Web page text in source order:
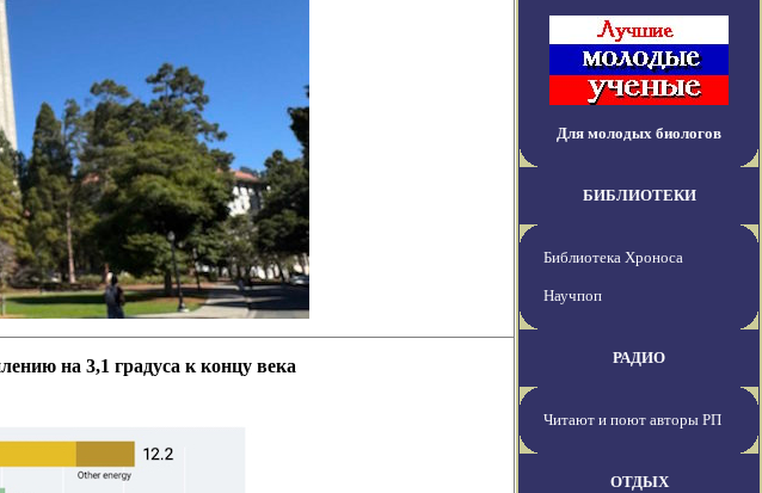
на 3,1 градуса к концу века
Для молодых биологов
БИБЛИОТЕКИ
Библиотека Хроноса
Научпоп
РАДИО
Читают и поют авторы РП
ОТДЫХ